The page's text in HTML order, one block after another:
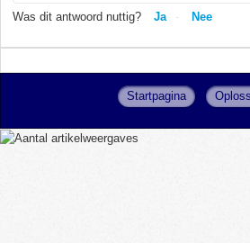
Was dit antwoord nuttig? Ja Nee
Startpagina